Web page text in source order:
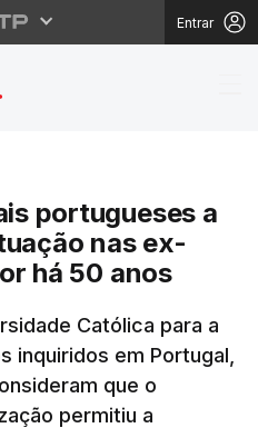
Entrar
Há mais
portugueses a
nas ex-
há 50 anos
Católica para a
inquiridos em Portugal,
que o
permitiu a